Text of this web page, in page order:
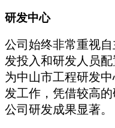
研发中心
公司始终非常重视
发投入和研发人员
为中山市工程研发
发工作，凭借较高
公司研发成果显著。